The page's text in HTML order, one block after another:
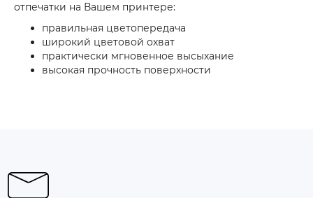
отпечатки на Вашем принтере:
правильная цветопередача
широкий цветовой охват
практически мгновенное высыхание
высокая прочность поверхности